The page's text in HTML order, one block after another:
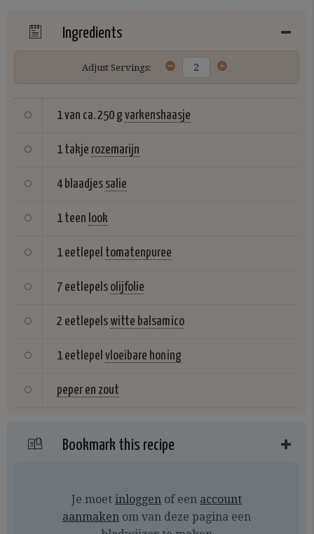
Ingredients
Adjust Servings:
1 van ca. 250 g varkenshaasje
1 takje rozemarijn
4 blaadjes salie
1 teen look
1 eetlepel tomatenpuree
7 eetlepels olijfolie
2 eetlepels witte balsamico
1 eetlepel vloeibare honing
peper en zout
Bookmark this recipe
Je moet inloggen of een account
aanmaken om van deze pagina een